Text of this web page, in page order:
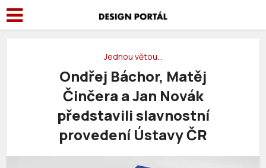
Jednou větou…
Ondřej Báchor, Matěj
Činčera a Jan Novák
představili slavnostní
provedení Ústavy ČR